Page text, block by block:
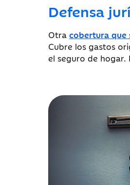
Defensa
Otra cobertura que
Cubre los gastos
el seguro de